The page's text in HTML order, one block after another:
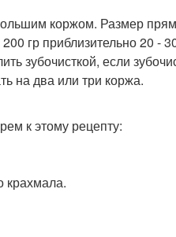
коржом. Размер
гр приблизительно 20 -
зубочисткой, если
на два или три коржа.
к этому рецепту:
крахмала.